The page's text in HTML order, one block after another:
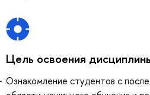
Цель освоения
Ознакомление студентов с